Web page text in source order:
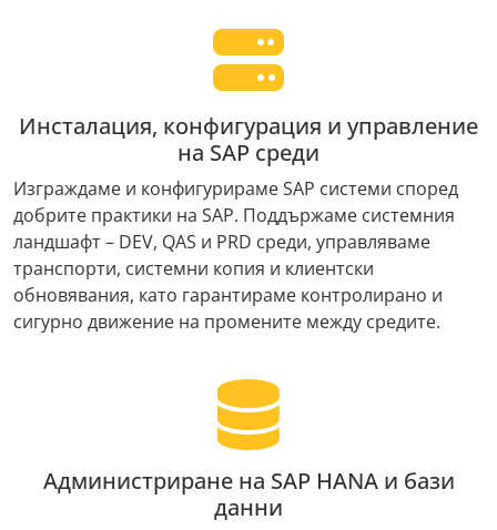
Инсталация, конфигурация и управление
на SAP среди
Изграждаме и конфигурираме SAP системи според
добрите практики на SAP. Поддържаме системния
ландшафт – DEV, QAS и PRD среди, управляваме
транспорти, системни копия и клиентски
обновявания, като гарантираме контролирано и
сигурно движение на промените между средите.
Администриране на SAP HANA и бази
данни